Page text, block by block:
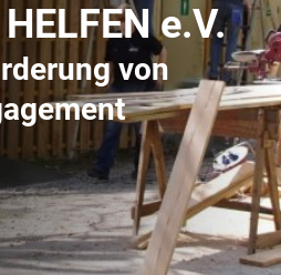
e.V.
von